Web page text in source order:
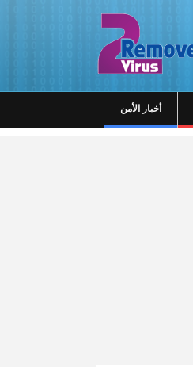
أخبار الأمن